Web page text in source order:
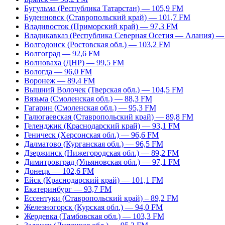
Бугульма (Республика Татарстан) — 105,9 FM
Буденновск (Ставропольский край) — 101,7 FM
Владивосток (Приморский край) — 97,3 FM
Владикавказ (Республика Северная Осетия — Алания)
Волгодонск (Ростовская обл.) — 103,2 FM
Волгоград — 92,6 FM
Волноваха (ДНР) — 99,5 FM
Вологда — 96,0 FM
Воронеж — 89,4 FM
Вышний Волочек (Тверская обл.) — 104,5 FM
Вязьма (Смоленская обл.) — 88,3 FM
Гагарин (Смоленская обл.) — 95,3 FM
Галюгаевская (Ставропольский край) — 89,8 FM
Геленджик (Краснодарский край) — 93,1 FM
Геническ (Херсонская обл.) — 96,6 FM
Далматово (Курганская обл.) — 96,5 FM
Дзержинск (Нижегородская обл.) — 89,2 FM
Димитровград (Ульяновская обл.) — 97,1 FM
Донецк — 102,6 FM
Ейск (Краснодарский край) — 101,1 FM
Екатеринбург — 93,7 FM
Ессентуки (Ставропольский край) – 89,2 FM
Железногорск (Курская обл.) — 94,0 FM
Жердевка (Тамбовская обл.) — 103,3 FM